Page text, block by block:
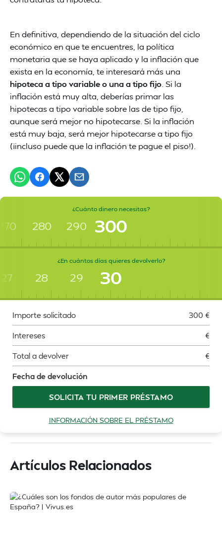
En definitiva, dependiendo de la situación del ciclo
económico en que te encuentres, la política
monetaria que se haya aplicado y la inflación que
exista en la economía, te interesará más una
hipoteca a tipo variable o una a tipo fijo . Si la
inflación está muy alta, deberías primar las
hipotecas a tipo variable sobre las de tipo fijo,
aunque será mejor no hipotecarse. Si la inflación
está muy baja, será mejor hipotecarse a tipo fijo
(¡incluso puede que la inflación te pague el piso!).
¿Cuánto dinero necesitas?
280 290 300
¿En cuántos días quieres devolverlo?
27 28 29 30
Importe solicitado 300 €
Intereses €
Total a devolver €
Fecha de devolución
SOLICITA TU PRIMER PRÉSTAMO
INFORMACIÓN SOBRE EL PRÉSTAMO
Artículos Relacionados